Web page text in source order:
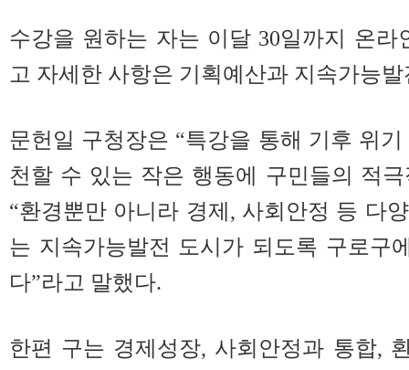
수강을 원하는 자는 이달 30일까지 온라
고 자세한 사항은 기획예산과 지속가능
문헌일 구청장은 “특강을 통해 기후 위
천할 수 있는 작은 행동에 구민들의 적
“환경뿐만 아니라 경제, 사회안정 등 다
는 지속가능발전 도시가 되도록 구로구
다”라고 말했다.
한편 구는 경제성장, 사회안정과 통합,